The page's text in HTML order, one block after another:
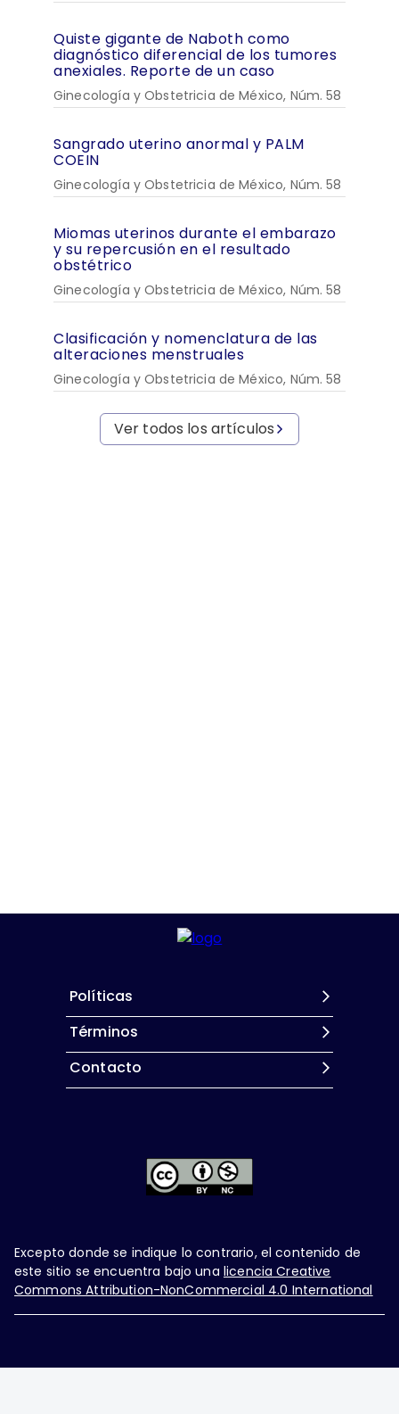
Quiste gigante de Naboth como
diagnóstico diferencial de los tumores
anexiales. Reporte de un caso
Ginecología y Obstetricia de México, Núm. 58
Sangrado uterino anormal y PALM
COEIN
Ginecología y Obstetricia de México, Núm. 58
Miomas uterinos durante el embarazo
y su repercusión en el resultado
obstétrico
Ginecología y Obstetricia de México, Núm. 58
Clasificación y nomenclatura de las
alteraciones menstruales
Ginecología y Obstetricia de México, Núm. 58
Ver todos los artículos
Políticas
Términos
Contacto
Excepto donde se indique lo contrario, el contenido de
este sitio se encuentra bajo una licencia Creative
Commons Attribution-NonCommercial 4.0 International